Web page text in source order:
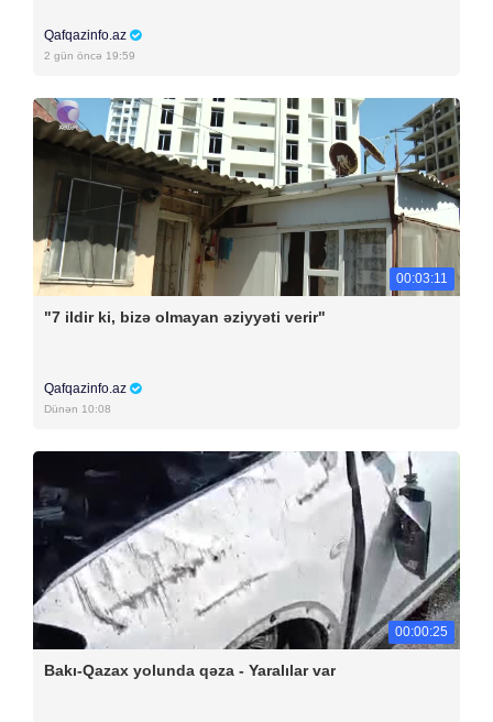
Qafqazinfo.az
2 gün öncə 19:59
00:03:11
"7 ildir ki, bizə olmayan əziyyəti verir"
Qafqazinfo.az
Dünən 10:08
00:00:25
Bakı-Qazax yolunda qəza - Yaralılar var